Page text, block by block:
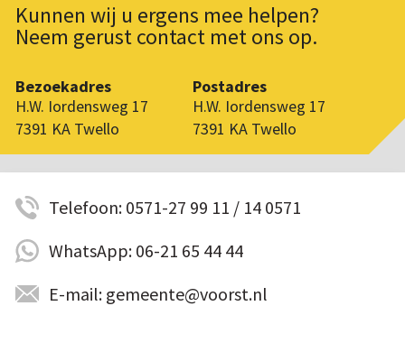
Kunnen wij u ergens mee helpen?
Neem gerust contact met ons op.
Bezoekadres
H.W. Iordensweg 17
7391 KA Twello
Postadres
H.W. Iordensweg 17
7391 KA Twello
Telefoon: 0571-27 99 11 / 14 0571
WhatsApp: 06-21 65 44 44
E-mail: gemeente@voorst.nl